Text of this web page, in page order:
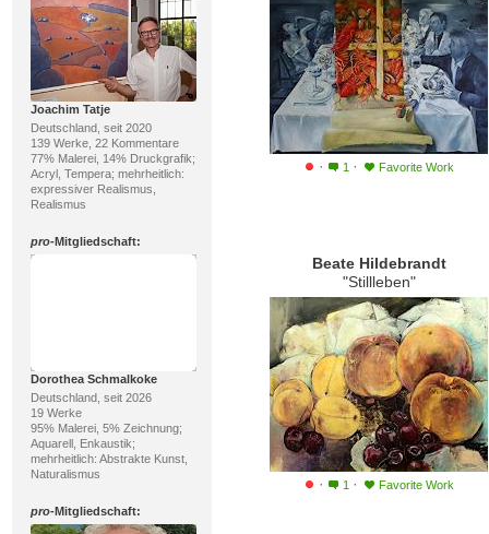
Joachim Tatje
Deutschland, seit 2020
139 Werke, 22 Kommentare
77% Malerei, 14% Druckgrafik;
Acryl, Tempera; mehrheitlich:
expressiver Realismus,
Realismus
pro-Mitgliedschaft:
Dorothea Schmalkoke
Deutschland, seit 2026
19 Werke
95% Malerei, 5% Zeichnung;
Aquarell, Enkaustik;
mehrheitlich: Abstrakte Kunst,
Naturalismus
pro-Mitgliedschaft:
· 1 · Favorite Work
Beate Hildebrandt
"Stillleben"
· 1 · Favorite Work